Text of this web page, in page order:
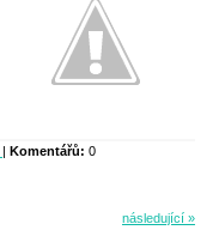
| Komentářů: 0
následující »